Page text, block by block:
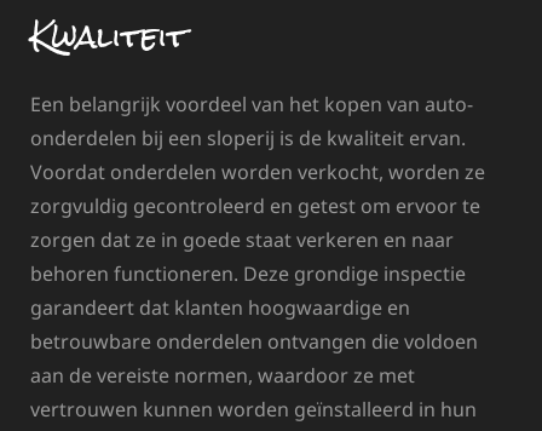
Kwaliteit
Een belangrijk voordeel van het kopen van auto-
onderdelen bij een sloperij is de kwaliteit ervan.
Voordat onderdelen worden verkocht, worden ze
zorgvuldig gecontroleerd en getest om ervoor te
zorgen dat ze in goede staat verkeren en naar
behoren functioneren. Deze grondige inspectie
garandeert dat klanten hoogwaardige en
betrouwbare onderdelen ontvangen die voldoen
aan de vereiste normen, waardoor ze met
vertrouwen kunnen worden geïnstalleerd in hun